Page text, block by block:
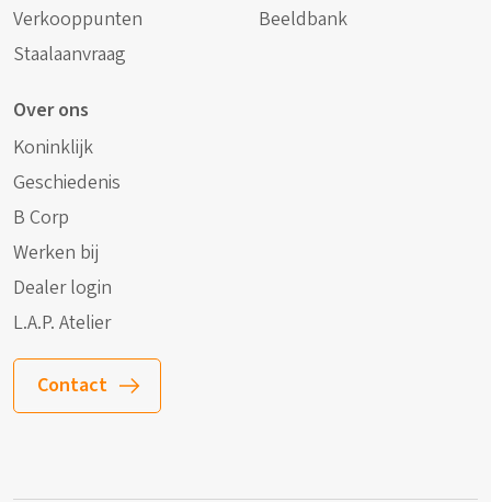
Verkooppunten
Staalaanvraag
Beeldbank
Over ons
Koninklijk
Geschiedenis
B Corp
Werken bij
Dealer login
L.A.P. Atelier
Contact